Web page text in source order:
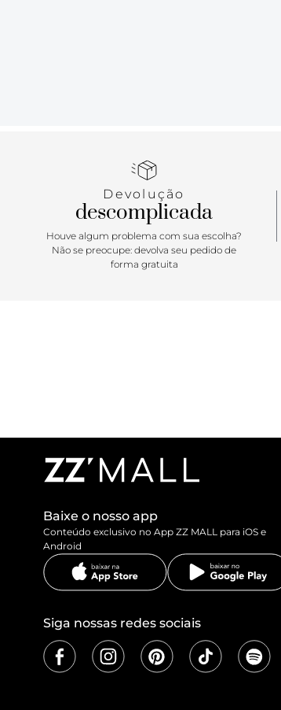
Devolução
descomplicada
Houve algum problema com sua escolha?
Não se preocupe: devolva seu pedido de
forma gratuita
Baixe o nosso app
Conteúdo exclusivo no App ZZ MALL para iOS e
Android
Siga nossas redes sociais